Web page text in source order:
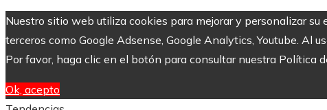
Nuestro sitio web utiliza cookies para mejorar y personalizar
terceros como Google Adsense, Google Analytics, Youtube. Al
Por favor, haga clic en el botón para consultar nuestra Política
Ok, acepto